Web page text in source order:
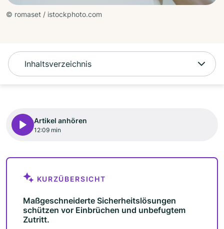
© romaset / istockphoto.com
Inhaltsverzeichnis
Artikel anhören
12:09 min
KURZÜBERSICHT
Maßgeschneiderte Sicherheitslösungen
schützen vor Einbrüchen und unbefugtem
Zutritt.